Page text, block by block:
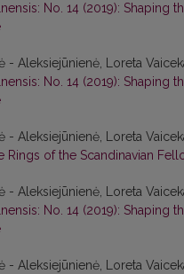
No. 14 (2019):
- Aleksiejūnienė, Loreta
No. 14 (2019):
- Aleksiejūnienė, Loreta
Rings of the Scandinavian
- Aleksiejūnienė, Loreta
No. 14 (2019):
- Aleksiejūnienė, Loreta